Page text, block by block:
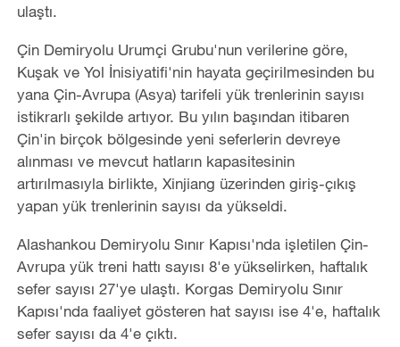
ulaştı.
Çin Demiryolu Urumçi Grubu'nun verilerine göre,
Kuşak ve Yol İnisiyatifi'nin hayata geçirilmesinden bu
yana Çin-Avrupa (Asya) tarifeli yük trenlerinin sayısı
istikrarlı şekilde artıyor. Bu yılın başından itibaren
Çin'in birçok bölgesinde yeni seferlerin devreye
alınması ve mevcut hatların kapasitesinin
artırılmasıyla birlikte, Xinjiang üzerinden giriş-çıkış
yapan yük trenlerinin sayısı da yükseldi.
Alashankou Demiryolu Sınır Kapısı'nda işletilen Çin-
Avrupa yük treni hattı sayısı 8'e yükselirken, haftalık
sefer sayısı 27'ye ulaştı. Korgas Demiryolu Sınır
Kapısı'nda faaliyet gösteren hat sayısı ise 4'e, haftalık
sefer sayısı da 4'e çıktı.